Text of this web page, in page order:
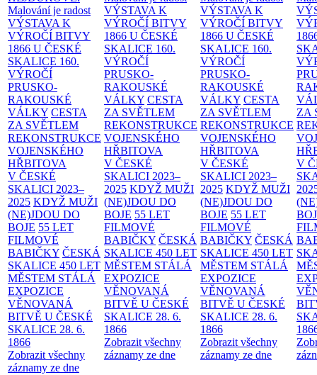
Malování je radost
VÝSTAVA K
VÝROČÍ BITVY
1866 U ČESKÉ
SKALICE 160.
VÝROČÍ
PRUSKO-
RAKOUSKÉ
VÁLKY CESTA
ZA SVĚTLEM
REKONSTRUKCE
VOJENSKÉHO
HŘBITOVA
V ČESKÉ
SKALICI 2023–
2025 KDYŽ MUŽI
(NE)JDOU DO
BOJE 55 LET
FILMOVÉ
BABIČKY ČESKÁ
SKALICE 450 LET
MĚSTEM STÁLÁ
EXPOZICE
VĚNOVANÁ
BITVĚ U ČESKÉ
SKALICE 28. 6.
1866
Zobrazit všechny
záznamy ze dne
VÝSTAVA K
VÝROČÍ BITVY
1866 U ČESKÉ
SKALICE 160.
VÝROČÍ
PRUSKO-
RAKOUSKÉ
VÁLKY CESTA
ZA SVĚTLEM
REKONSTRUKCE
VOJENSKÉHO
HŘBITOVA
V ČESKÉ
SKALICI 2023–
2025 KDYŽ MUŽI
(NE)JDOU DO
BOJE 55 LET
FILMOVÉ
BABIČKY ČESKÁ
SKALICE 450 LET
MĚSTEM STÁLÁ
EXPOZICE
VĚNOVANÁ
BITVĚ U ČESKÉ
SKALICE 28. 6.
1866
Zobrazit všechny
záznamy ze dne
VÝSTAVA K
VÝROČÍ BITVY
1866 U ČESKÉ
SKALICE 160.
VÝROČÍ
PRUSKO-
RAKOUSKÉ
VÁLKY CESTA
ZA SVĚTLEM
REKONSTRUKCE
VOJENSKÉHO
HŘBITOVA
V ČESKÉ
SKALICI 2023–
2025 KDYŽ MUŽI
(NE)JDOU DO
BOJE 55 LET
FILMOVÉ
BABIČKY ČESKÁ
SKALICE 450 LET
MĚSTEM STÁLÁ
EXPOZICE
VĚNOVANÁ
BITVĚ U ČESKÉ
SKALICE 28. 6.
1866
Zobrazit všechny
záznamy ze dne
ZA
V